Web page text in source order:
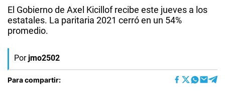
El Gobierno de Axel Kicillof recibe este jueves a los
estatales. La paritaria 2021 cerró en un 54%
promedio.
Por jmo2502
Para compartir: